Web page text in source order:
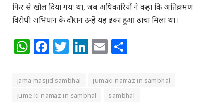
फिर से खोल दिया गया था, जब अधिकारियों ने कहा कि अतिक्रमण
विरोधी अभियान के दौरान उन्हें यह ढका हुआ ढांचा मिला था।
WhatsApp
Facebook
Twitter
LinkedIn
Email
jama masjid sambhal
jumaki namaz in sambhal
jume ki namaz in sambhal
sambhal